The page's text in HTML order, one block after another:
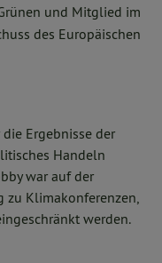
und Mitglied im
des Europäischen
Ergebnisse der
Handeln
war auf der
Klimakonferenzen,
werden.